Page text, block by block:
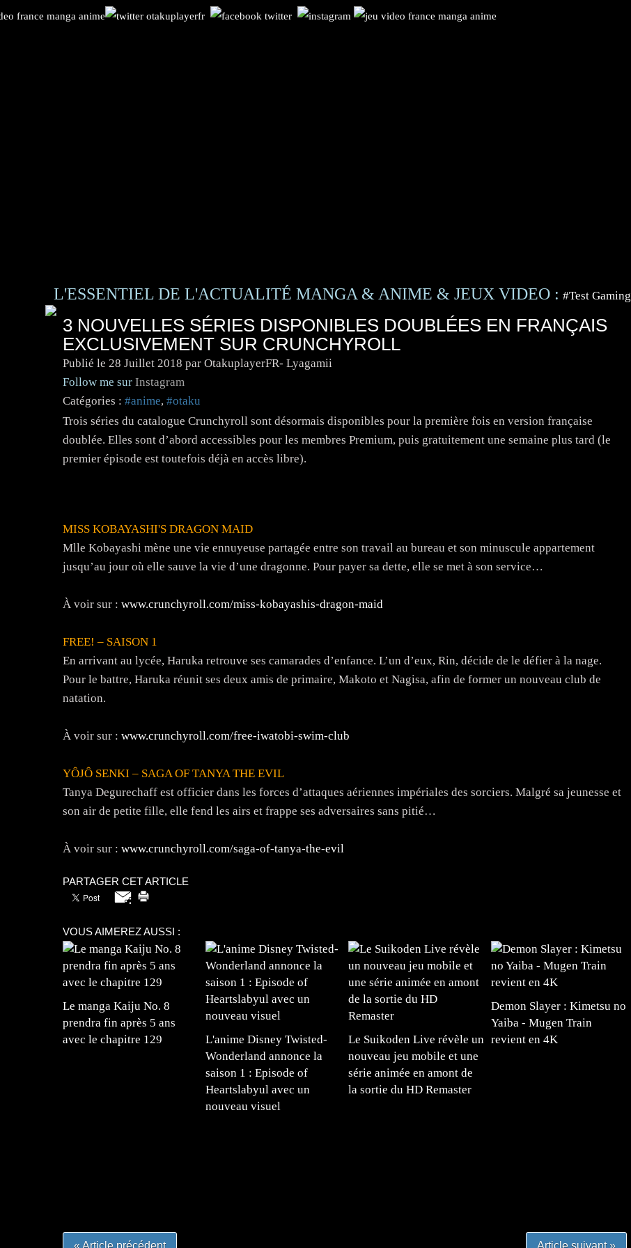
L'ESSENTIEL DE L'ACTUALITÉ MANGA & ANIME & JEUX VIDEO : #Test Gaming
3 NOUVELLES SÉRIES DISPONIBLES DOUBLÉES EN FRANÇAIS
EXCLUSIVEMENT SUR CRUNCHYROLL
Publié le 28 Juillet 2018 par OtakuplayerFR- Lyagamii
Follow me sur Instagram
Catégories : #anime, #otaku
Trois séries du catalogue Crunchyroll sont désormais disponibles pour la première fois en version française
doublée. Elles sont d’abord accessibles pour les membres Premium, puis gratuitement une semaine plus tard (le
premier épisode est toutefois déjà en accès libre).
MISS KOBAYASHI'S DRAGON MAID
Mlle Kobayashi mène une vie ennuyeuse partagée entre son travail au bureau et son minuscule appartement
jusqu’au jour où elle sauve la vie d’une dragonne. Pour payer sa dette, elle se met à son service…
À voir sur : www.crunchyroll.com/miss-kobayashis-dragon-maid
FREE! – SAISON 1
En arrivant au lycée, Haruka retrouve ses camarades d’enfance. L’un d’eux, Rin, décide de le défier à la nage.
Pour le battre, Haruka réunit ses deux amis de primaire, Makoto et Nagisa, afin de former un nouveau club de
natation.
À voir sur : www.crunchyroll.com/free-iwatobi-swim-club
YÔJÔ SENKI – SAGA OF TANYA THE EVIL
Tanya Degurechaff est officier dans les forces d’attaques aériennes impériales des sorciers. Malgré sa jeunesse et
son air de petite fille, elle fend les airs et frappe ses adversaires sans pitié…
À voir sur : www.crunchyroll.com/saga-of-tanya-the-evil
PARTAGER CET ARTICLE
VOUS AIMEREZ AUSSI :
Le manga Kaiju No. 8
prendra fin après 5 ans
avec le chapitre 129
L'anime Disney Twisted-
Wonderland annonce la
saison 1 : Episode of
Heartslabyul avec un
nouveau visuel
Le Suikoden Live révèle un
nouveau jeu mobile et une
série animée en amont de
la sortie du HD Remaster
Demon Slayer : Kimetsu no
Yaiba - Mugen Train
revient en 4K
« Article précédent Article suivant »